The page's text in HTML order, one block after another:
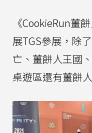
《CookieRun薑
展TGS參展，除
亡、薑餅人王國
桌遊區還有薑餅